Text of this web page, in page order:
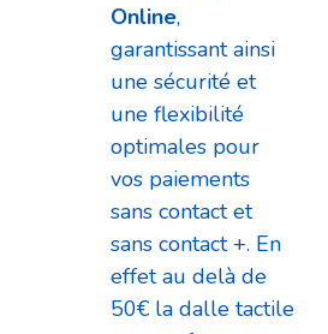
Online,
garantissant ainsi
une sécurité et
une flexibilité
optimales pour
vos paiements
sans contact et
sans contact +. En
effet au delà de
50€ la dalle tactile